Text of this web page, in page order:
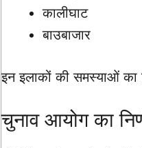
कालीघाट
बाउबाजार
इन इलाकों की समस्याओं का
चुनाव आयोग का